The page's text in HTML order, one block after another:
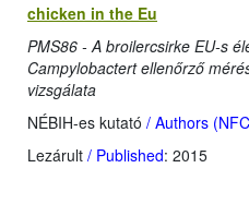
chicken in the Eu
PMS86 - A broilercsirke EU-s
Campylobactert ellenőrző
vizsgálata
NÉBIH-es kutató / Authors
Lezárult / Published: 2015